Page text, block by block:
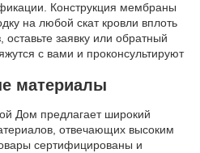
Конструкция мембраны
на любой скат кровли вплоть
оставьте заявку или обратный
с вами и проконсультируют
материалы
Дом предлагает широкий
отвечающих высоким
сертифицированы и